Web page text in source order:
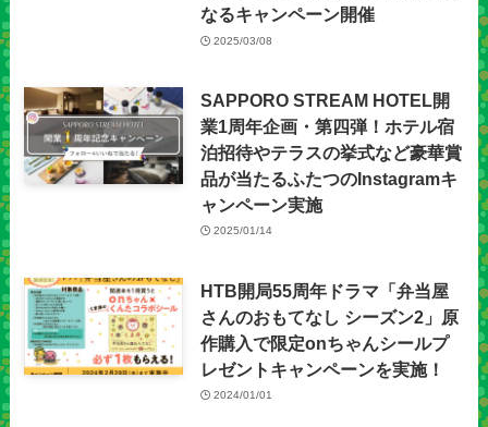
なるキャンペーン開催
2025/03/08
SAPPORO STREAM HOTEL開
業1周年企画・第四弾！ホテル宿
泊招待やテラスの挙式など豪華賞
品が当たるふたつのInstagramキ
ャンペーン実施
2025/01/14
HTB開局55周年ドラマ「弁当屋
さんのおもてなし シーズン2」原
作購入で限定onちゃんシールプ
レゼントキャンペーンを実施！
2024/01/01